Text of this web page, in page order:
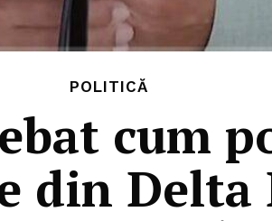
POLITICĂ
cum
din